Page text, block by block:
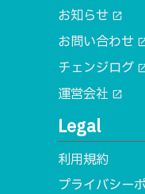
お知らせ open_in_new
お問い合わせ
チェンジログ
運営会社 open_in_new
Legal
利用規約
プライバシー